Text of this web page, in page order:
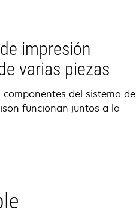
impresión
varias piezas
componentes del sistema de
funcionan juntos a la